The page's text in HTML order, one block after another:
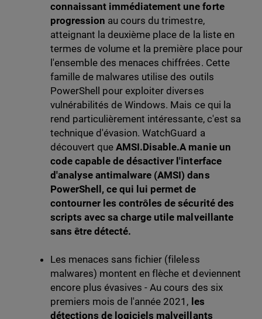
connaissant immédiatement une forte
progression au cours du trimestre,
atteignant la deuxième place de la liste en
termes de volume et la première place pour
l'ensemble des menaces chiffrées. Cette
famille de malwares utilise des outils
PowerShell pour exploiter diverses
vulnérabilités de Windows. Mais ce qui la
rend particulièrement intéressante, c'est sa
technique d'évasion. WatchGuard a
découvert queAMSI.Disable.A manie un
code capable de désactiver l'interface
d'analyse antimalware (AMSI) dans
PowerShell, ce qui lui permet de
contourner les contrôles de sécurité des
scripts avec sa charge utile malveillante
sans être détecté.
Les menaces sans fichier (fileless
malwares) montent en flèche et deviennent
encore plus évasives - Au cours des six
premiers mois de l'année 2021, les
détections de logiciels malveillants